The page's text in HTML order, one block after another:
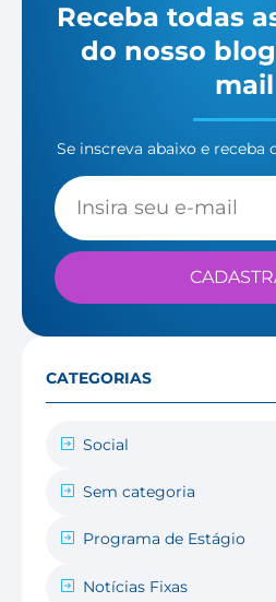
Receba todas
do nosso
mail
Se inscreva abaixo e receba
CATEGORIAS
Social
Sem categoria
Programa de Estágio
Notícias Fixas